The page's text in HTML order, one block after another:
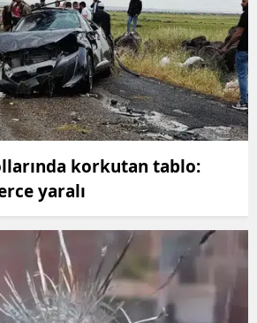
korkutan tablo:
yaralı